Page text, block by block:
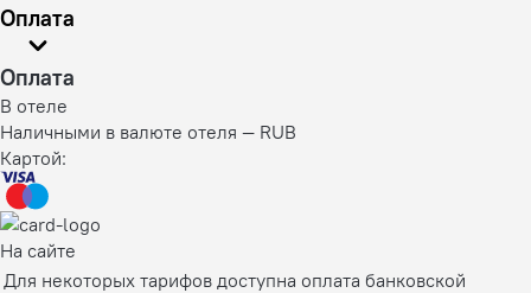
Оплата
Оплата
В отеле
Наличными в валюте отеля — RUB
Картой:
На сайте
Для некоторых тарифов доступна оплата банковской